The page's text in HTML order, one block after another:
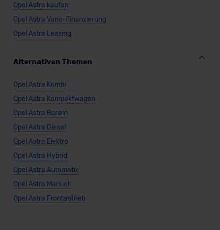
Opel Astra kaufen
Opel Astra Vario-Finanzierung
Opel Astra Leasing
Alternativen Themen
Opel Astra Kombi
Opel Astra Kompaktwagen
Opel Astra Benzin
Opel Astra Diesel
Opel Astra Elektro
Opel Astra Hybrid
Opel Astra Automatik
Opel Astra Manuell
Opel Astra Frontantrieb